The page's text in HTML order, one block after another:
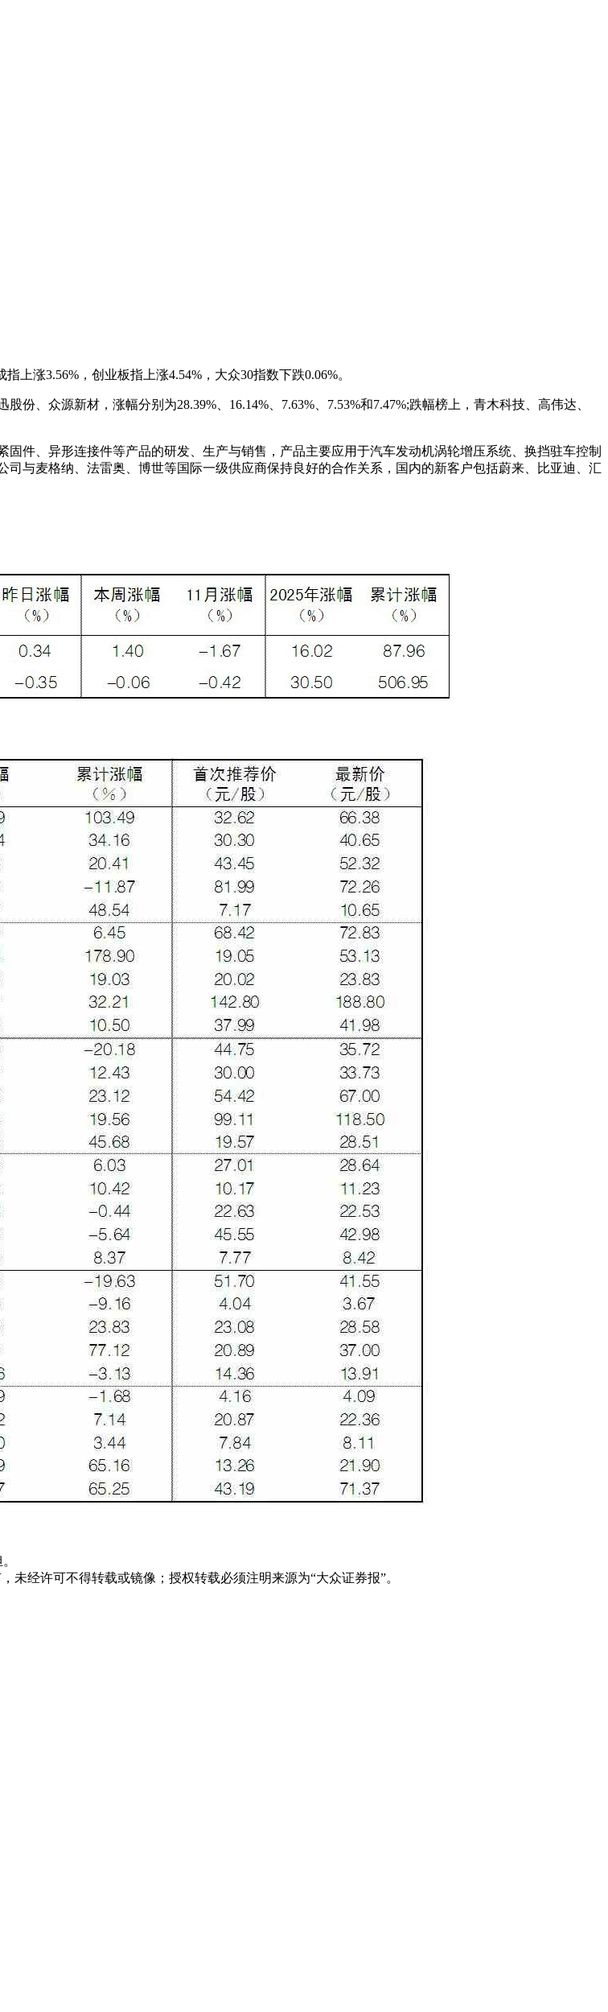
上涨3.56%，创业板指上涨4.54%，大众30指数下跌0.06%。
、众源新材，涨幅分别为28.39%、16.14%、7.63%、7.53%和7.47%;跌幅榜上，青木科技、高伟达、
件、异形连接件等产品的研发、生产与销售，产品主要应用于汽车发动机涡轮增压系统、换挡驻车控制
与麦格纳、法雷奥、博世等国际一级供应商保持良好的合作关系，国内的新客户包括蔚来、比亚迪、汇
经许可不得转载或镜像；授权转载必须注明来源为“大众证券报”。